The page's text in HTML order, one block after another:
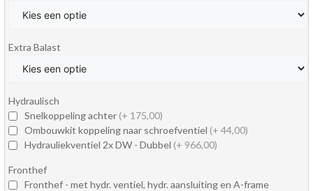
Extra Balast
Hydraulisch
Snelkoppeling achter (+ 175,00)
Ombouwkit koppeling naar schroefventiel (+ 44,00)
Hydrauliekventiel 2x DW - Dubbel (+ 966,00)
Fronthef
Fronthef - met hydr. ventiel, hydr. aansluiting en A-frame